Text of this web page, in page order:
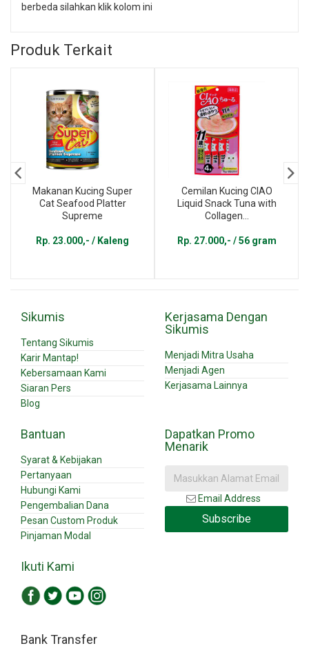
berbeda silahkan klik kolom ini
Produk Terkait
Makanan Kucing Super
Cat Seafood Platter
Supreme
Rp. 23.000,- / Kaleng
Cemilan Kucing CIAO
Liquid Snack Tuna with
Collagen...
Rp. 27.000,- / 56 gram
Sikumis
Tentang Sikumis
Karir Mantap!
Kebersamaan Kami
Siaran Pers
Blog
Kerjasama Dengan
Sikumis
Menjadi Mitra Usaha
Menjadi Agen
Kerjasama Lainnya
Bantuan
Syarat & Kebijakan
Pertanyaan
Hubungi Kami
Pengembalian Dana
Pesan Custom Produk
Pinjaman Modal
Dapatkan Promo
Menarik
Email Address
Subscribe
Ikuti Kami
Bank Transfer